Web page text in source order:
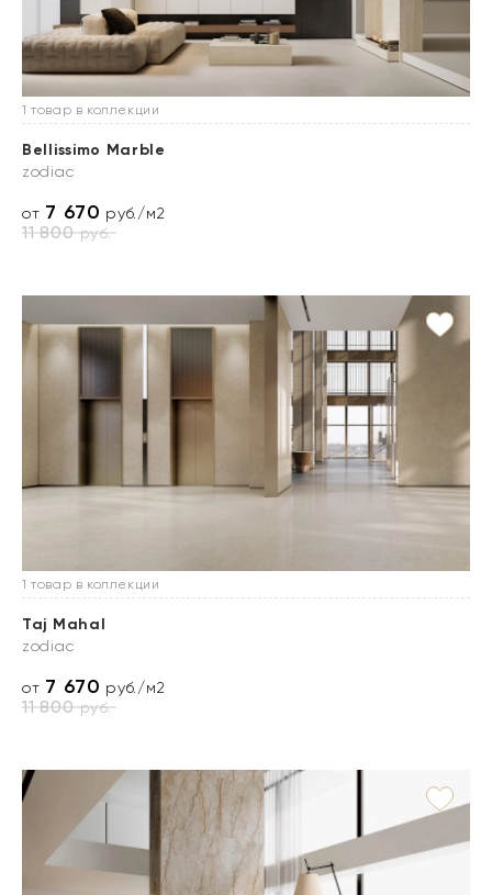
1 товар в коллекции
Bellissimo Marble
zodiac
от 7 670 руб./м2
11 800руб.
1 товар в коллекции
Taj Mahal
zodiac
от 7 670 руб./м2
11 800руб.